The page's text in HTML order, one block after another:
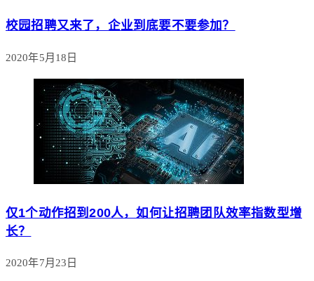
校园招聘又来了，企业到底要不要参加？
2020年5月18日
仅1个动作招到200人，如何让招聘团队效率指数型增
长？
2020年7月23日